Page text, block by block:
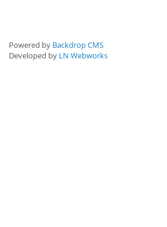
Powered by Backdrop CMS
Developed by LN Webworks